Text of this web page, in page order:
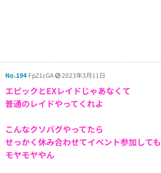
No.194 FpZ1cGA 2023年3月11日
エピックとEXレイドじゃあなくて
普通のレイドやってくれよ
こんなクソバグやってたら
せっかく休み合わせてイベント参加しても
モヤモヤやん